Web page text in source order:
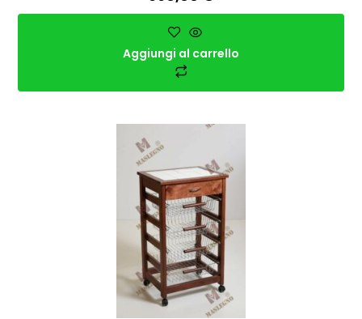
Aggiungi al carrello